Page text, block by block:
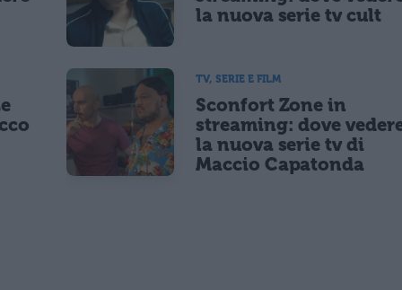
la nuova serie tv cult
TV, SERIE E FILM
Sconfort Zone in
streaming: dove
la nuova serie tv di
Maccio Capatonda